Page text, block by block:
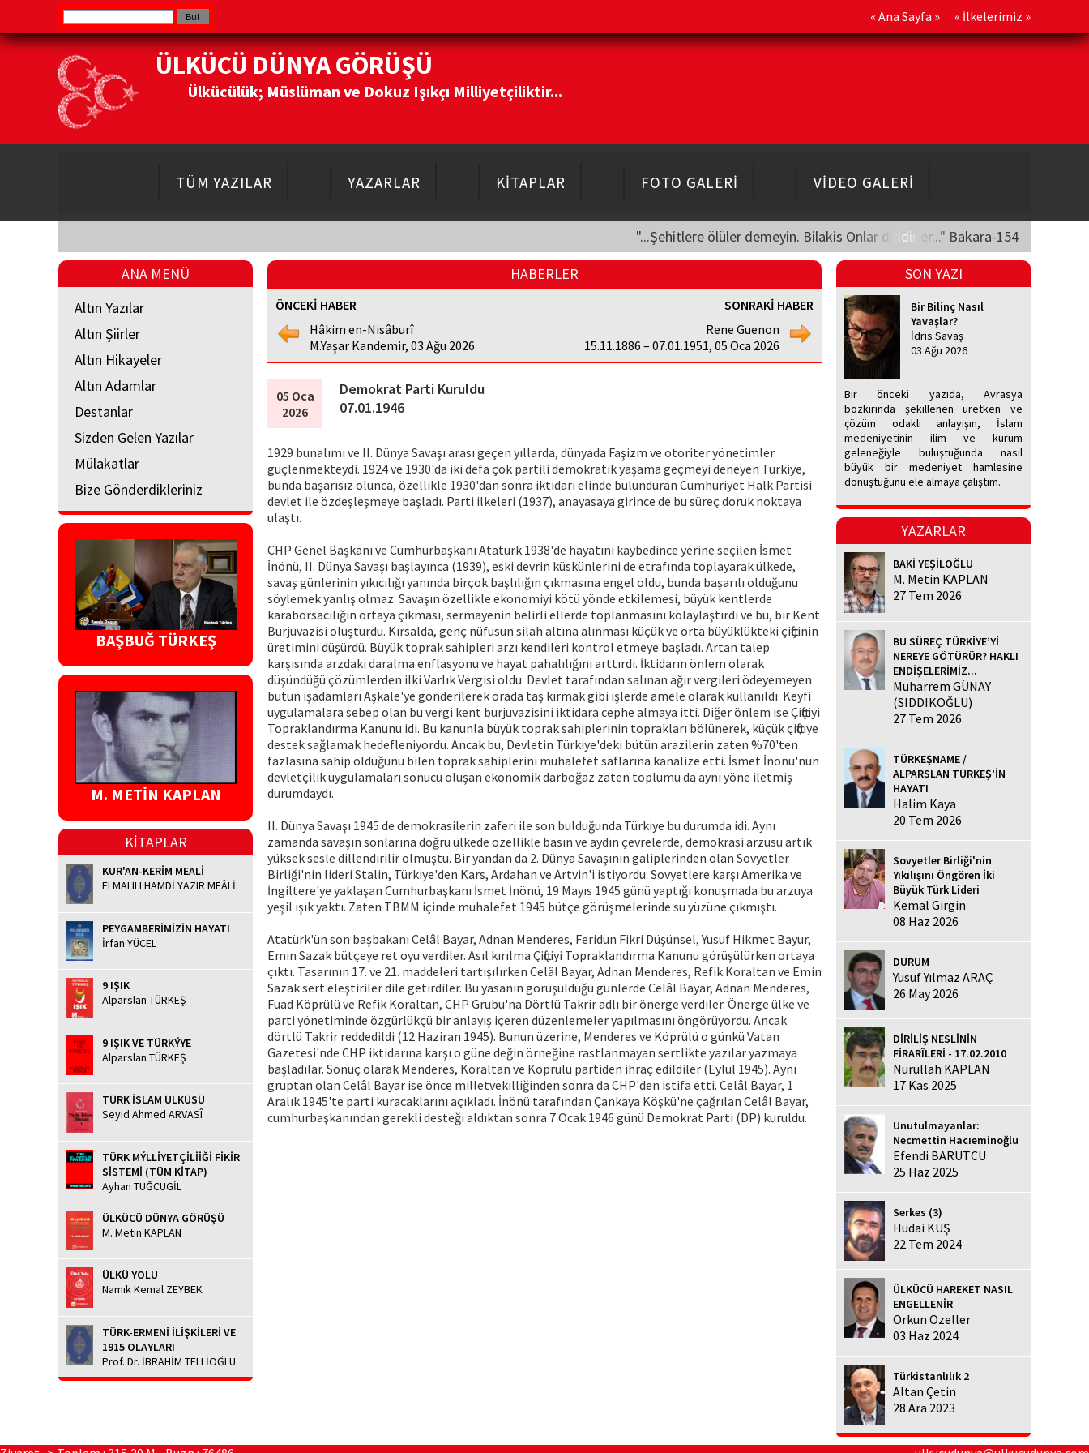
« Ana Sayfa » « İlkelerimiz »
ÜLKÜCÜ DÜNYA GÖRÜŞÜ
Ülkücülük; Müslüman ve Dokuz Işıkçı Milliyetçiliktir...
TÜM YAZILAR YAZARLAR KİTAPLAR FOTO GALERİ VİDEO GALERİ
"...Şehitlere ölüler demeyin. Bilakis Onlar diridirler..." Bakara-154
ANA MENÜ
Altın Yazılar
Altın Şiirler
Altın Hikayeler
Altın Adamlar
Destanlar
Sizden Gelen Yazılar
Mülakatlar
Bize Gönderdikleriniz
BAŞBUĞ TÜRKEŞ
M. METİN KAPLAN
KİTAPLAR
KUR'AN-KERİM MEALİ
ELMALILI HAMDİ YAZIR MEÂLİ
PEYGAMBERİMİZİN HAYATI
İrfan YÜCEL
9 IŞIK
Alparslan TÜRKEŞ
9 IŞIK VE TÜRKÝYE
Alparslan TÜRKEŞ
TÜRK İSLAM ÜLKÜSÜ
Seyid Ahmed ARVASÎ
TÜRK MÝLLİYETÇİLİİĞİ FİKİR
SİSTEMİ (TÜM KİTAP)
Ayhan TUĞCUGİL
ÜLKÜCÜ DÜNYA GÖRÜŞÜ
M. Metin KAPLAN
ÜLKÜ YOLU
Namık Kemal ZEYBEK
TÜRK-ERMENİ İLİŞKİLERİ VE
1915 OLAYLARI
Prof. Dr. İBRAHİM TELLİOĞLU
HABERLER
ÖNCEKİ HABER
Hâkim en-Nisâburî
M.Yaşar Kandemir, 03 Ağu 2026
SONRAKİ HABER
Rene Guenon
15.11.1886 – 07.01.1951, 05 Oca 2026
05 Oca
2026
Demokrat Parti Kuruldu
07.01.1946
1929 bunalımı ve II. Dünya Savaşı arası geçen yıllarda, dünyada Faşizm ve otoriter yönetimler
güçlenmekteydi. 1924 ve 1930'da iki defa çok partili demokratik yaşama geçmeyi deneyen Türkiye,
bunda başarısız olunca, özellikle 1930'dan sonra iktidarı elinde bulunduran Cumhuriyet Halk Partisi
devlet ile özdeşleşmeye başladı. Parti ilkeleri (1937), anayasaya girince de bu süreç doruk noktaya
ulaştı.
CHP Genel Başkanı ve Cumhurbaşkanı Atatürk 1938'de hayatını kaybedince yerine seçilen İsmet
İnönü, II. Dünya Savaşı başlayınca (1939), eski devrin küskünlerini de etrafında toplayarak ülkede,
savaş günlerinin yıkıcılığı yanında birçok başlılığın çıkmasına engel oldu, bunda başarılı olduğunu
söylemek yanlış olmaz. Savaşın özellikle ekonomiyi kötü yönde etkilemesi, büyük kentlerde
karaborsacılığın ortaya çıkması, sermayenin belirli ellerde toplanmasını kolaylaştırdı ve bu, bir Kent
Burjuvazisi oluşturdu. Kırsalda, genç nüfusun silah altına alınması küçük ve orta büyüklükteki çiftçinin
üretimini düşürdü. Büyük toprak sahipleri arzı kendileri kontrol etmeye başladı. Artan talep
karşısında arzdaki daralma enflasyonu ve hayat pahalılığını arttırdı. İktidarın önlem olarak
düşündüğü çözümlerden ilki Varlık Vergisi oldu. Devlet tarafından salınan ağır vergileri ödeyemeyen
bütün işadamları Aşkale'ye gönderilerek orada taş kırmak gibi işlerde amele olarak kullanıldı. Keyfi
uygulamalara sebep olan bu vergi kent burjuvazisini iktidara cephe almaya itti. Diğer önlem ise Çiftçiyi
Topraklandırma Kanunu idi. Bu kanunla büyük toprak sahiplerinin toprakları bölünerek, küçük çiftçiye
destek sağlamak hedefleniyordu. Ancak bu, Devletin Türkiye'deki bütün arazilerin zaten %70'ten
fazlasına sahip olduğunu bilen toprak sahiplerini muhalefet saflarına kanalize etti. İsmet İnönü'nün
devletçilik uygulamaları sonucu oluşan ekonomik darboğaz zaten toplumu da aynı yöne iletmiş
durumdaydı.
II. Dünya Savaşı 1945 de demokrasilerin zaferi ile son bulduğunda Türkiye bu durumda idi. Aynı
zamanda savaşın sonlarına doğru ülkede özellikle basın ve aydın çevrelerde, demokrasi arzusu artık
yüksek sesle dillendirilir olmuştu. Bir yandan da 2. Dünya Savaşının galiplerinden olan Sovyetler
Birliği'nin lideri Stalin, Türkiye'den Kars, Ardahan ve Artvin'i istiyordu. Sovyetlere karşı Amerika ve
İngiltere'ye yaklaşan Cumhurbaşkanı İsmet İnönü, 19 Mayıs 1945 günü yaptığı konuşmada bu arzuya
yeşil ışık yaktı. Zaten TBMM içinde muhalefet 1945 bütçe görüşmelerinde su yüzüne çıkmıştı.
Atatürk'ün son başbakanı Celâl Bayar, Adnan Menderes, Feridun Fikri Düşünsel, Yusuf Hikmet Bayur,
Emin Sazak bütçeye ret oyu verdiler. Asıl kırılma Çiftçiyi Topraklandırma Kanunu görüşülürken ortaya
çıktı. Tasarının 17. ve 21. maddeleri tartışılırken Celâl Bayar, Adnan Menderes, Refik Koraltan ve Emin
Sazak sert eleştiriler dile getirdiler. Bu yasanın görüşüldüğü günlerde Celâl Bayar, Adnan Menderes,
Fuad Köprülü ve Refik Koraltan, CHP Grubu'na Dörtlü Takrir adlı bir önerge verdiler. Önerge ülke ve
parti yönetiminde özgürlükçü bir anlayış içeren düzenlemeler yapılmasını öngörüyordu. Ancak
dörtlü Takrir reddedildi (12 Haziran 1945). Bunun üzerine, Menderes ve Köprülü o günkü Vatan
Gazetesi'nde CHP iktidarına karşı o güne değin örneğine rastlanmayan sertlikte yazılar yazmaya
başladılar. Sonuç olarak Menderes, Koraltan ve Köprülü partiden ihraç edildiler (Eylül 1945). Aynı
gruptan olan Celâl Bayar ise önce milletvekilliğinden sonra da CHP'den istifa etti. Celâl Bayar, 1
Aralık 1945'te parti kuracaklarını açıkladı. İnönü tarafından Çankaya Köşkü'ne çağrılan Celâl Bayar,
cumhurbaşkanından gerekli desteği aldıktan sonra 7 Ocak 1946 günü Demokrat Parti (DP) kuruldu.
SON YAZI
Bir Bilinç Nasıl
Yavaşlar?
İdris Savaş
03 Ağu 2026
Bir önceki yazıda, Avrasya
bozkırında şekillenen üretken ve
çözüm odaklı anlayışın, İslam
medeniyetinin ilim ve kurum
geleneğiyle buluştuğunda nasıl
büyük bir medeniyet hamlesine
dönüştüğünü ele almaya çalıştım.
YAZARLAR
BAKİ YEŞİLOĞLU
M. Metin KAPLAN
27 Tem 2026
BU SÜREÇ TÜRKİYE’Yİ
NEREYE GÖTÜRÜR? HAKLI
ENDİŞELERİMİZ...
Muharrem GÜNAY
(SIDDIKOĞLU)
27 Tem 2026
TÜRKEŞNAME /
ALPARSLAN TÜRKEŞ’İN
HAYATI
Halim Kaya
20 Tem 2026
Sovyetler Birliği'nin
Yıkılışını Öngören İki
Büyük Türk Lideri
Kemal Girgin
08 Haz 2026
DURUM
Yusuf Yılmaz ARAÇ
26 May 2026
DİRİLİŞ NESLİNİN
FİRARÎLERİ - 17.02.2010
Nurullah KAPLAN
17 Kas 2025
Unutulmayanlar:
Necmettin Hacıeminoğlu
Efendi BARUTCU
25 Haz 2025
Serkes (3)
Hüdai KUŞ
22 Tem 2024
ÜLKÜCÜ HAREKET NASIL
ENGELLENİR
Orkun Özeller
03 Haz 2024
Türkistanlılık 2
Altan Çetin
28 Ara 2023